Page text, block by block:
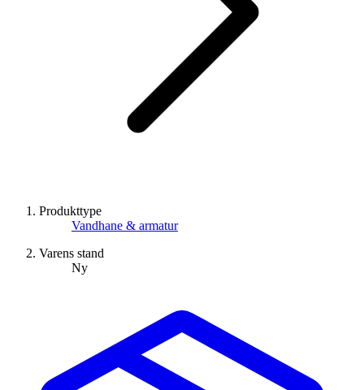
Produkttype
Vandhane & armatur
Varens stand
Ny